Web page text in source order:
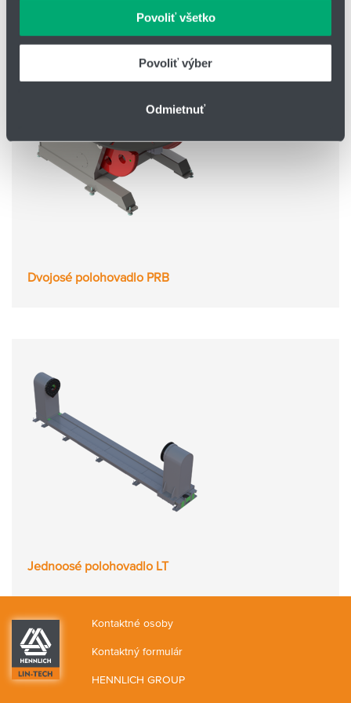
keď ste používali ich služby.
Povoliť všetko
Povoliť výber
Odmietnuť
Dvojosé polohovadlo PRB
Jednoosé polohovadlo LT
Kontaktné osoby
Kontaktný formulár
HENNLICH GROUP